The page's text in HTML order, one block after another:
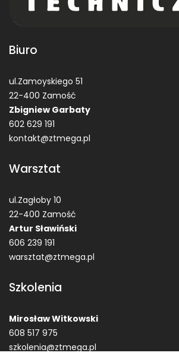
Biuro
ul.Zamoyskiego 51
22-400 Zamość
Zbigniew Garbaty
602 629 191
kontakt@ztmega.pl
Warsztat
ul.Zagłoby 10
22-400 Zamość
Artur Sławiński
606 239 191
warsztat@ztmega.pl
Szkolenia
Mirosław Witkowski
608 517 975
szkolenia@ztmega.pl